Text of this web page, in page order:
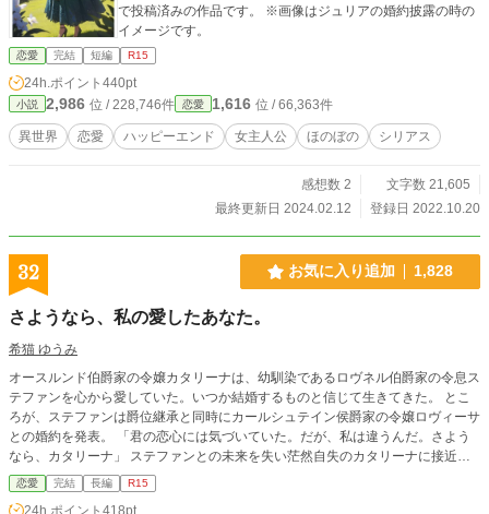
で投稿済みの作品です。 ※画像はジュリアの婚約披露の時の
イメージです。
恋愛 完結 短編 R15
24h.ポイント 440pt
小説 2,986 位 / 228,746件 恋愛 1,616 位 / 66,363件
異世界 恋愛 ハッピーエンド 女主人公 ほのぼの シリアス
感想数 2
文字数 21,605
最終更新日 2024.02.12
登録日 2022.10.20
32 お気に入り追加 1,828
さようなら、私の愛したあなた。
希猫 ゆうみ
オースルンド伯爵家の令嬢カタリーナは、幼馴染であるロヴネル伯爵家の令息ス
テファンを心から愛していた。いつか結婚するものと信じて生きてきた。 とこ
ろが、ステファンは爵位継承と同時にカールシュテイン侯爵家の令嬢ロヴィーサ
との婚約を発表。 「君の恋心には気づいていた。だが、私は違うんだ。さよう
なら、カタリーナ」 ステファンとの未来を失い茫然自失のカタリーナに接近し
てきたのは、社交界で知り合ったドグラス。 ドグラスは王族に連なるノルディ
ーン公爵の末子でありマルムフォーシュ伯爵でもある超上流貴族だったが、不埒
恋愛 完結 長編 R15
24h.ポイント 418pt